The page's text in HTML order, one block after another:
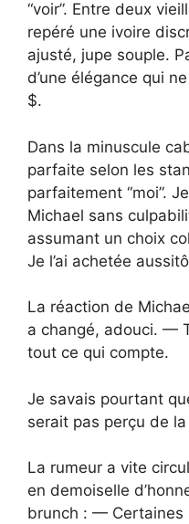
“voir”. Entre deux
repéré une ivoire
ajusté, jupe souple.
d’une élégance qui
$.
Dans la minuscule
parfaite selon les
parfaitement “moi”.
Michael sans
assumant un choix
Je l’ai achetée
La réaction de
a changé, adouci. —
tout ce qui compte.
Je savais pourtant
serait pas perçu de
La rumeur a vite
en demoiselle
brunch : — Certaines